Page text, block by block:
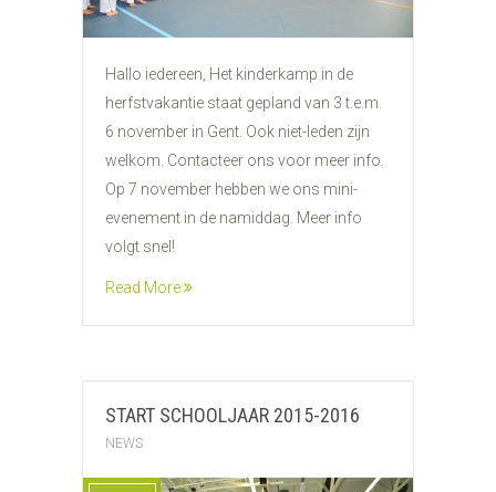
Hallo iedereen, Het kinderkamp in de
herfstvakantie staat gepland van 3 t.e.m.
6 november in Gent. Ook niet-leden zijn
welkom. Contacteer ons voor meer info.
Op 7 november hebben we ons mini-
evenement in de namiddag. Meer info
volgt snel!
Read More
START SCHOOLJAAR 2015-2016
NEWS